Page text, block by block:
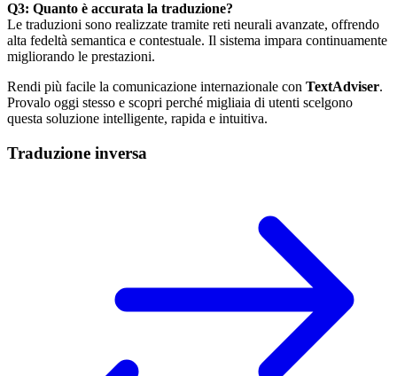
Q3: Quanto è accurata la traduzione?
Le traduzioni sono realizzate tramite reti neurali avanzate, offrendo
alta fedeltà semantica e contestuale. Il sistema impara continuamente
migliorando le prestazioni.
Rendi più facile la comunicazione internazionale con TextAdviser.
Provalo oggi stesso e scopri perché migliaia di utenti scelgono
questa soluzione intelligente, rapida e intuitiva.
Traduzione inversa